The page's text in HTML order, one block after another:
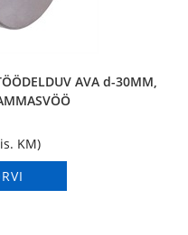
AVA d-30MM,
KM)